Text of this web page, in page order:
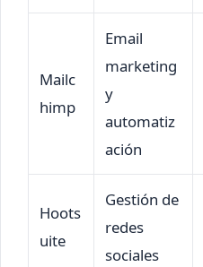
Mailc
himp
Email
marketing
y
automatiz
ación
Hoots
uite
Gestión de
redes
sociales